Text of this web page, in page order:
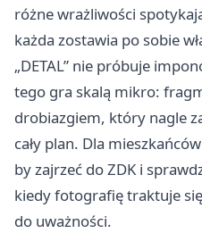
różne wrażliwości
każda zostawia po sobie
„DETAL” nie próbuje
tego gra skalą mikro:
drobiazgiem, który nagle
cały plan. Dla
by zajrzeć do ZDK i
kiedy fotografię traktuje
do uważności.